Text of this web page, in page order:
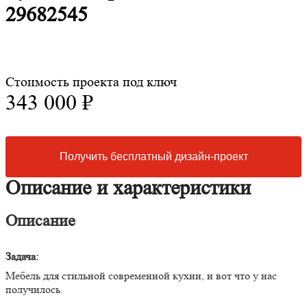
29682545
Стоимость проекта под ключ
343 000 ₽
Получить бесплатный дизайн-проект
Описание и характеристики
Описание
Задача:
Мебель для стильной современной кухни, и вот что у нас
получилось.